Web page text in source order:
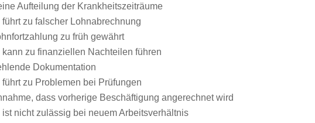
Aufteilung der Krankheitszeiträume
zu falscher Lohnabrechnung
zu früh gewährt
zu finanziellen Nachteilen führen
Dokumentation
zu Problemen bei Prüfungen
dass vorherige Beschäftigung angerechnet wird
nicht zulässig bei neuem Arbeitsverhältnis